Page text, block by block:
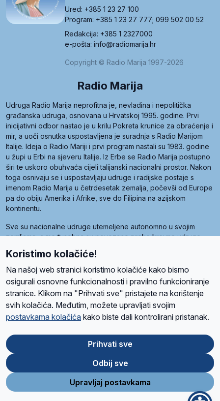
Ured: +385 1 23 27 100
Program: +385 1 23 27 777; 099 502 00 52
Redakcija: +385 1 2327000
e-pošta: info@radiomarija.hr
Copyright © Radio Marija 1997-2026
Radio Marija
Udruga Radio Marija neprofitna je, nevladina i nepolitička
građanska udruga, osnovana u Hrvatskoj 1995. godine. Prvi
inicijativni odbor nastao je u krilu Pokreta krunice za obraćenje i
mir, a uoči osnutka uspostavljena je suradnja s Radio Marijom
Italije. Ideja o Radio Mariji i prvi program nastali su 1983. godine
u župi u Erbi na sjeveru Italije. Iz Erbe se Radio Marija postupno
širi te uskoro obuhvaća cijeli talijanski nacionalni prostor. Nakon
toga osnivaju se i uspostavljaju udruge i radijske postaje s
imenom Radio Marija u četrdesetak zemalja, počevši od Europe
pa do obiju Amerika i Afrike, sve do Filipina na azijskom
kontinentu.
Sve su nacionalne udruge utemeljene autonomno u svojim
zemljama, a međusobna su povezane preko krovne udruge
Radio Maria). Svjetsku obitelj utemeljilo je sedam članica, među
kojima je i hrvatska Udruga Radio Marija.
O namaRadio ProgramVolonteriPrijateljiKontaktPravila privatnosti
Ova stranica je zaštićena Google reCAPTCHA sustavom
Store
Google
Play
Koristimo kolačiće!
Na našoj web stranici koristimo kolačiće kako bismo
osigurali osnovne funkcionalnosti i pravilno funkcioniranje
stranice. Klikom na "Prihvati sve" pristajete na korištenje
svih kolačića. Međutim, možete upravljati svojim
postavkama kolačića kako biste dali kontrolirani pristanak.
Prihvati sve
Odbij sve
Upravljaj postavkama